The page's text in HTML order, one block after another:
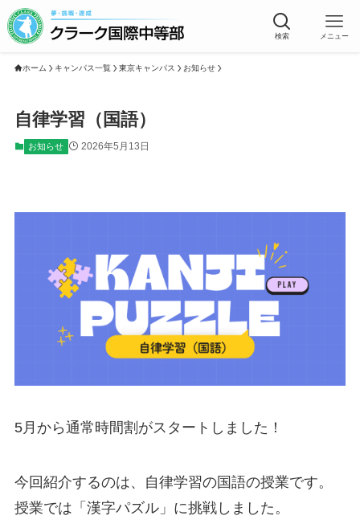
検索 メニュー
ホーム キャンパス一覧 東京キャンパス お知らせ
自律学習（国語）
お知らせ 2026年5月13日
5月から通常時間割がスタートしました！
今回紹介するのは、自律学習の国語の授業です。
授業では「漢字パズル」に挑戦しました。